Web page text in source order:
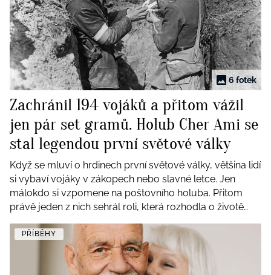
Tvoření
Rady a tipy
BurdaMedia
Extra
SVĚT ŽENY - 599 KČ
ROČNÍ PŘEDPLATNÉ SVĚT ŽENY +
SADA PRODUKTŮ MANA (10 ks)
6 fotek
Zachránil 194 vojáků a přitom vážil
jen pár set gramů. Holub Cher Ami se
stal legendou první světové války
Když se mluví o hrdinech první světové války, většina lidí
si vybaví vojáky v zákopech nebo slavné letce. Jen
málokdo si vzpomene na poštovního holuba. Přitom
právě jeden z nich sehrál roli, která rozhodla o životě
téměř dvou stovek amerických vojáků. Jmenoval se
Cher Ami.
PŘÍBĚHY